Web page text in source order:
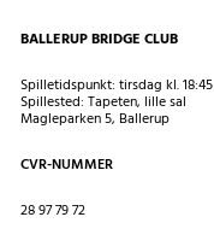
BALLERUP BRIDGE CLUB
Spilletidspunkt: tirsdag kl. 18:45
Spillested: Tapeten, lille sal
Magleparken 5, Ballerup
CVR-NUMMER
28 97 79 72